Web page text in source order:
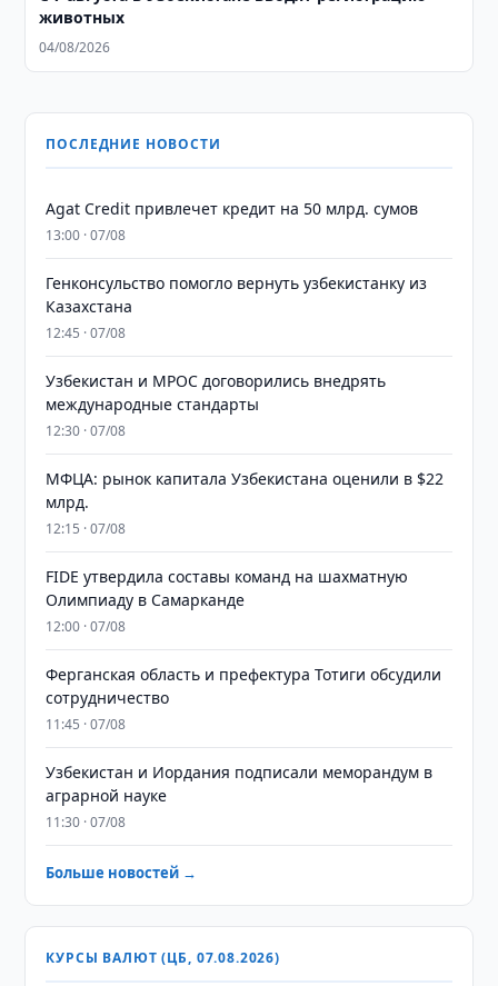
животных
04/08/2026
ПОСЛЕДНИЕ НОВОСТИ
Agat Credit привлечет кредит на 50 млрд. сумов
13:00 · 07/08
Генконсульство помогло вернуть узбекистанку из
Казахстана
12:45 · 07/08
Узбекистан и MPOC договорились внедрять
международные стандарты
12:30 · 07/08
МФЦА: рынок капитала Узбекистана оценили в $22
млрд.
12:15 · 07/08
FIDE утвердила составы команд на шахматную
Олимпиаду в Самарканде
12:00 · 07/08
Ферганская область и префектура Тотиги обсудили
сотрудничество
11:45 · 07/08
Узбекистан и Иордания подписали меморандум в
аграрной науке
11:30 · 07/08
Больше новостей →
КУРСЫ ВАЛЮТ (ЦБ, 07.08.2026)